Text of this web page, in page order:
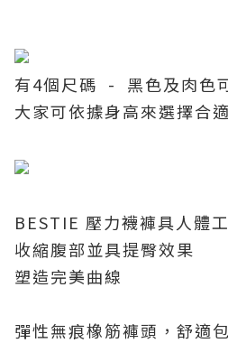
有4個尺碼 - 黑色及肉色
大家可依據身高來選擇合
BESTIE 壓力襪褲具人體
收縮腹部並具提臀效果
塑造完美曲線
彈性無痕橡筋褲頭，舒適